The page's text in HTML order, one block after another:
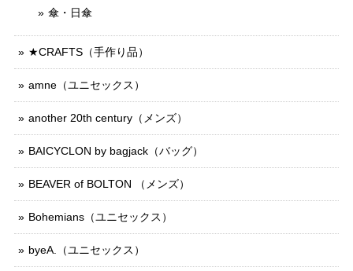
傘・日傘
★CRAFTS（手作り品）
amne（ユニセックス）
another 20th century（メンズ）
BAICYCLON by bagjack（バッグ）
BEAVER of BOLTON （メンズ）
Bohemians（ユニセックス）
byeA.（ユニセックス）